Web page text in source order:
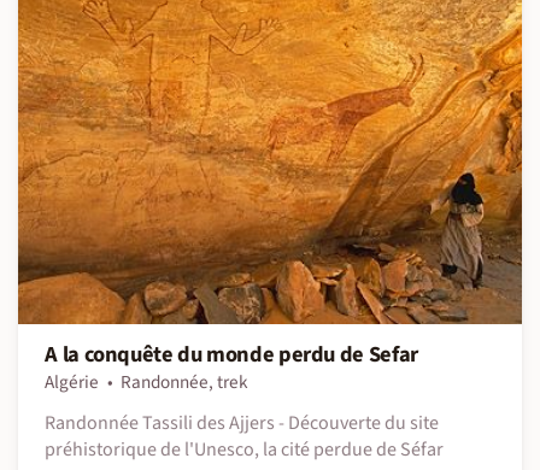
A la conquête du monde perdu de Sefar
Algérie
Randonnée, trek
Randonnée Tassili des Ajjers - Découverte du site
préhistorique de l'Unesco, la cité perdue de Séfar